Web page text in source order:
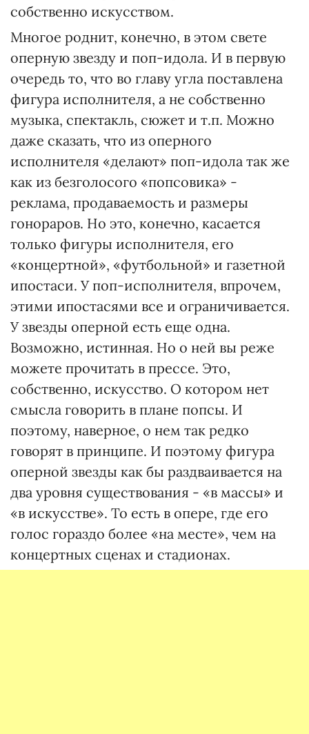
собственно искусством.
Многое роднит, конечно, в этом свете
оперную звезду и поп-идола. И в первую
очередь то, что во главу угла поставлена
фигура исполнителя, а не собственно
музыка, спектакль, сюжет и т.п. Можно
даже сказать, что из оперного
исполнителя «делают» поп-идола так же
как из безголосого «попсовика» -
реклама, продаваемость и размеры
гонораров. Но это, конечно, касается
только фигуры исполнителя, его
«концертной», «футбольной» и газетной
ипостаси. У поп-исполнителя, впрочем,
этими ипостасями все и ограничивается.
У звезды оперной есть еще одна.
Возможно, истинная. Но о ней вы реже
можете прочитать в прессе. Это,
собственно, искусство. О котором нет
смысла говорить в плане попсы. И
поэтому, наверное, о нем так редко
говорят в принципе. И поэтому фигура
оперной звезды как бы раздваивается на
два уровня существования - «в массы» и
«в искусстве». То есть в опере, где его
голос гораздо более «на месте», чем на
концертных сценах и стадионах.